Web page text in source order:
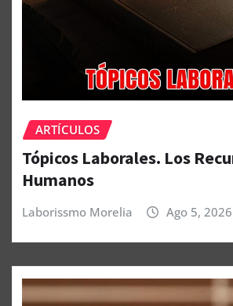
ARTÍCULOS
Tópicos Laborales. Los
Humanos
Laborissmo Morelia Ago 5, 2026